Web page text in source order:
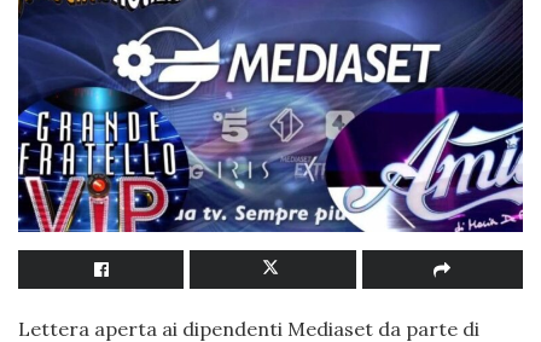
Lettera aperta ai dipendenti Mediaset da parte di